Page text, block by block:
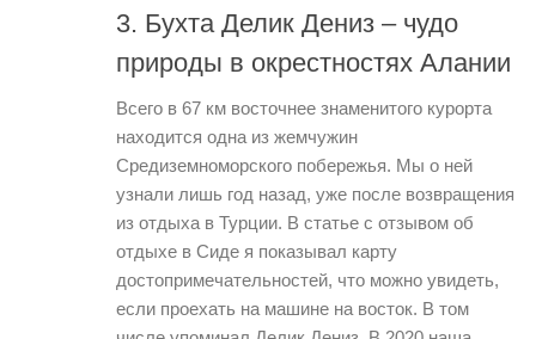
3. Бухта Делик Дениз – чудо
природы в окрестностях Алании
Всего в 67 км восточнее знаменитого курорта
находится одна из жемчужин
Средиземноморского побережья. Мы о ней
узнали лишь год назад, уже после возвращения
из отдыха в Турции. В статье с отзывом об
отдыхе в Сиде я показывал карту
достопримечательностей, что можно увидеть,
если проехать на машине на восток. В том